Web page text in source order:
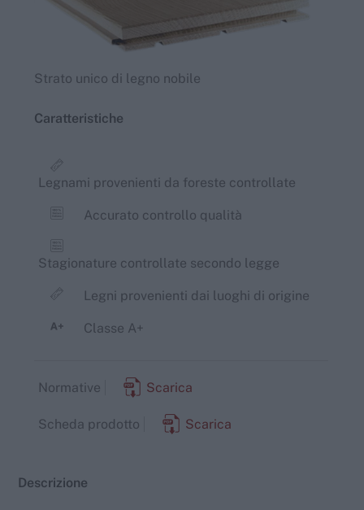
Strato unico di legno nobile
Caratteristiche
Legnami provenienti da foreste controllate
Accurato controllo qualità
Stagionature controllate secondo legge
Legni provenienti dai luoghi di origine
Classe A+
Normative Scarica
Scheda prodotto Scarica
Descrizione